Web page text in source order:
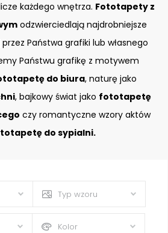
każdego wnętrza. Fototapety z
odzwierciedlają najdrobniejsze
Państwa grafiki lub własnego
Państwu grafikę z motywem
do biura, naturę jako
, bajkowy świat jako fototapetę
czy romantyczne wzory aktów
do sypialni.
Typ wzoru
Kolor